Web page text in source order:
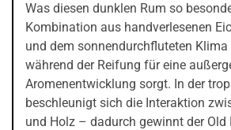
Was diesen dunklen Rum so
Kombination aus handverlesenen
und dem sonnendurchfluteten
während der Reifung für eine
Aromenentwicklung sorgt. In der
beschleunigt sich die Interaktion
und Holz – dadurch gewinnt der Old